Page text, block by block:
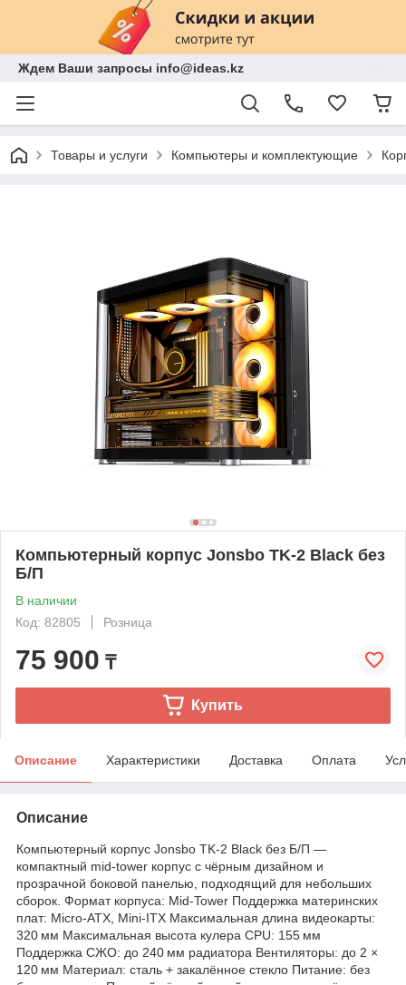
Ждем Ваши запросы info@ideas.kz
Товары и услуги Компьютеры и комплектующие
Компьютерный корпус Jonsbo TK-2 Black без
Б/П
В наличии
Код: 82805
Розница
75 900 ₸
Купить
Описание Характеристики Доставка Оплата
Описание
Компьютерный корпус Jonsbo TK-2 Black без Б/П —
компактный mid-tower корпус с чёрным дизайном и
прозрачной боковой панелью, подходящий для небольших
сборок. Формат корпуса: Mid-Tower Поддержка материнских
плат: Micro-ATX, Mini-ITX Максимальная длина видеокарты:
320 мм Максимальная высота кулера CPU: 155 мм
Поддержка СЖО: до 240 мм радиатора Вентиляторы: до 2 ×
120 мм Материал: сталь + закалённое стекло Питание: без